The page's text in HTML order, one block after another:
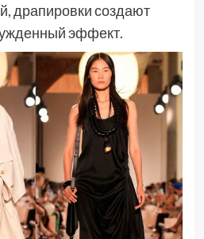
драпировки создают
эффект.